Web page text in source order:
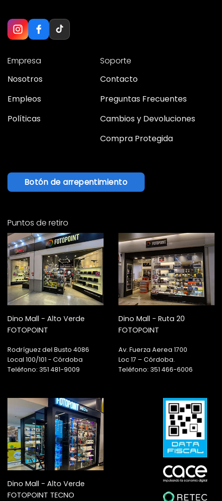
Empresa
Nosotros
Empleos
Políticas
Soporte
Contacto
Preguntas Frecuentes
Cambios y Devoluciones
Compra Protegida
Botón de arrepentimiento
Puntos de retiro
Dino Mall - Alto Verde
FOTOPOINT
Rodríguez del Busto 4086
Local 100/101 - Córdoba
Teléfono: 351 481-9009
Dino Mall - Ruta 20
FOTOPOINT
Av. Fuerza Aerea 1700
Loc 17 – Córdoba.
Teléfono: 351 466-6006
Dino Mall - Alto Verde
FOTOPOINT TECNO